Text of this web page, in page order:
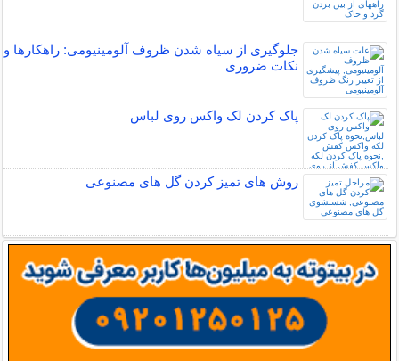
جلوگیری از سیاه شدن ظروف آلومینیومی: راهکارها و
نکات ضروری
پاک کردن لک واکس روی لباس
روش های تمیز کردن گل های مصنوعی